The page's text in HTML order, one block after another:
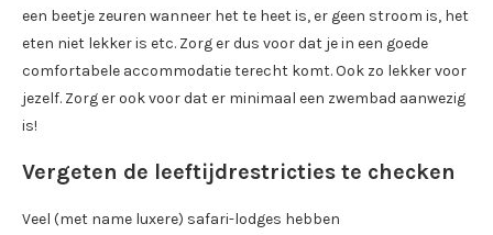
een beetje zeuren wanneer het te heet is, er geen stroom is, het
eten niet lekker is etc. Zorg er dus voor dat je in een goede
comfortabele accommodatie terecht komt. Ook zo lekker voor
jezelf. Zorg er ook voor dat er minimaal een zwembad aanwezig
is!
Vergeten de leeftijdrestricties te checken
Veel (met name luxere) safari-lodges hebben